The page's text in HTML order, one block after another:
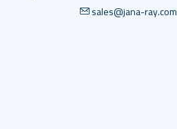
sales@jana-ray.com